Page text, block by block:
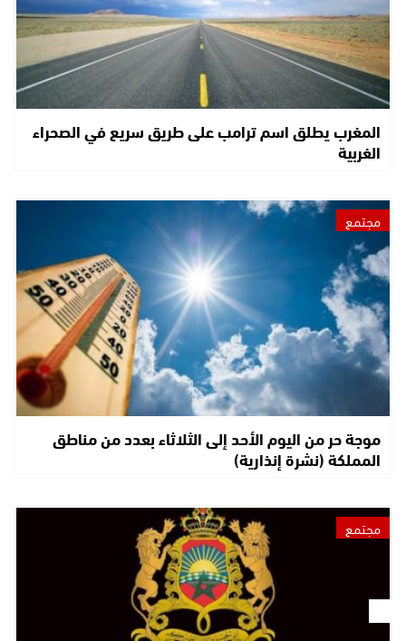
المغرب يطلق اسم ترامب على طريق سريع في الصحراء
الغربية
مجتمع
موجة حر من اليوم الأحد إلى الثلاثاء بعدد من مناطق
المملكة (نشرة إنذارية)
مجتمع